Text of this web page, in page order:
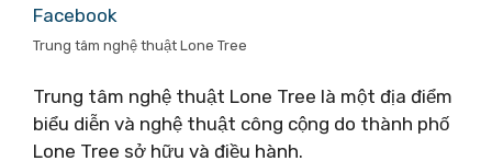
Facebook
Trung tâm nghệ thuật Lone Tree
Trung tâm nghệ thuật Lone Tree là một địa điểm
biểu diễn và nghệ thuật công cộng do thành phố
Lone Tree sở hữu và điều hành.